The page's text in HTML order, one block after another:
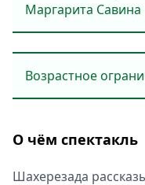
Маргарита Савина
Возрастное
О чём спектакль
Шахерезада